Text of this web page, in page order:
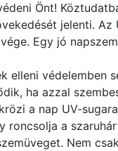
Önt!
jelenti.
Egy jó
elleni védelemben
ha azzal
a nap UV-
roncsolja a
Nem